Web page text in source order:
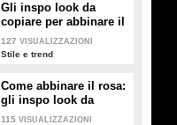
Gli inspo look da
copiare per abbinare il
giallo
127 VISUALIZZAZIONI
Stile e trend
Come abbinare il rosa:
gli inspo look da
copiare
115 VISUALIZZAZIONI